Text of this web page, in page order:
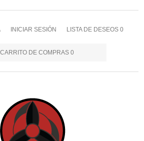
INICIAR SESIÓN LISTA DE DESEOS 0
CARRITO DE COMPRAS 0